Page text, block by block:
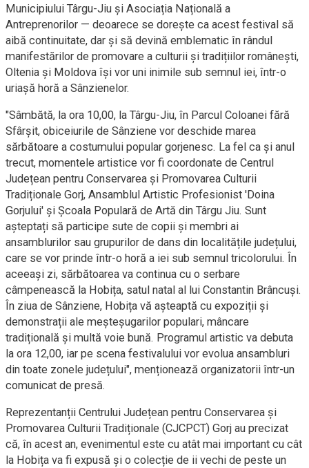
Municipiului Târgu-Jiu și Asociația Națională a
Antreprenorilor — deoarece se dorește ca acest festival să
aibă continuitate, dar și să devină emblematic în rândul
manifestărilor de promovare a culturii și tradițiilor românești,
Oltenia și Moldova își vor uni inimile sub semnul iei, într-o
uriașă horă a Sânzienelor.
"Sâmbătă, la ora 10,00, la Târgu-Jiu, în Parcul Coloanei fără
Sfârșit, obiceiurile de Sânziene vor deschide marea
sărbătoare a costumului popular gorjenesc. La fel ca și anul
trecut, momentele artistice vor fi coordonate de Centrul
Județean pentru Conservarea și Promovarea Culturii
Tradiționale Gorj, Ansamblul Artistic Profesionist 'Doina
Gorjului' și Școala Populară de Artă din Târgu Jiu. Sunt
așteptați să participe sute de copii și membri ai
ansamblurilor sau grupurilor de dans din localitățile județului,
care se vor prinde într-o horă a iei sub semnul tricolorului. În
aceeași zi, sărbătoarea va continua cu o serbare
câmpenească la Hobița, satul natal al lui Constantin Brâncuși.
În ziua de Sânziene, Hobița vă așteaptă cu expoziții și
demonstrații ale meșteșugarilor populari, mâncare
tradițională și multă voie bună. Programul artistic va debuta
la ora 12,00, iar pe scena festivalului vor evolua ansambluri
din toate zonele județului", menționează organizatorii într-un
comunicat de presă.
Reprezentanții Centrului Județean pentru Conservarea și
Promovarea Culturii Tradiționale (CJCPCT) Gorj au precizat
că, în acest an, evenimentul este cu atât mai important cu cât
la Hobița va fi expusă și o colecție de ii vechi de peste un